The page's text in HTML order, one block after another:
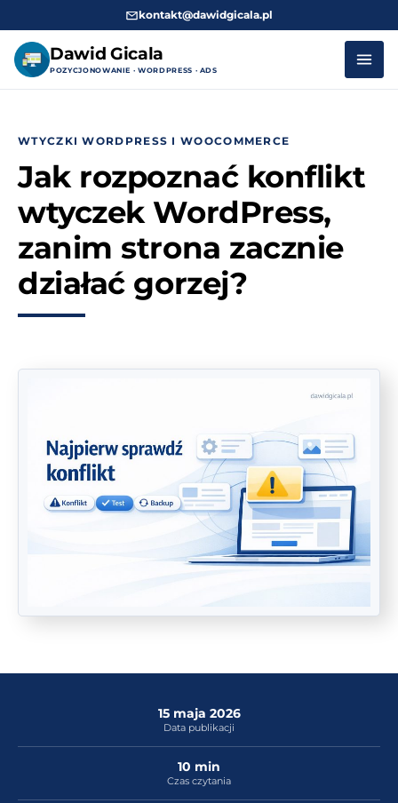
kontakt@dawidgicala.pl
Dawid Gicala
POZYCJONOWANIE · WORDPRESS · ADS
treściWTYCZKI WORDPRESS I WOOCOMMERCE
Jak rozpoznać konflikt
wtyczek WordPress,
zanim strona zacznie
działać gorzej?
15 maja 2026
Data publikacji
10 min
Czas czytania